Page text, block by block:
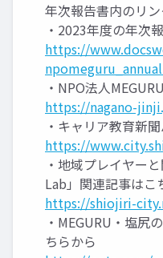
年次報告書内のリ
・2023年度の年次
https://
・NPO法人
https://nagano-
・キャリア教育新
https://
・地域プレイヤー
Lab」関連記事はこ
https://shiojiri-
・MEGURU・塩尻
ちらから